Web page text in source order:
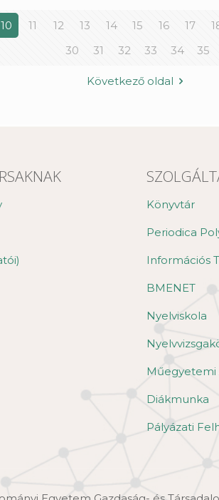
10 11 12 13 14 15 16 17
30
31 32 33 34 35
Következő oldal
Könyvtár
Periodica
Információs
BMENET
Nyelviskola
Műegyetemi
Diákmunka
Pályázati